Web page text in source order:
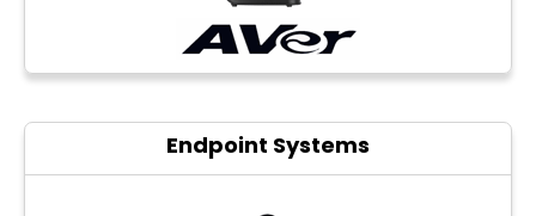
Fiber Optic
CCTV
Endpoint Systems